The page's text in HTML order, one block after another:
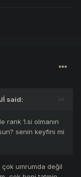
said:
rank 1.si olmanın
senin keyfini mi
umrumda değil